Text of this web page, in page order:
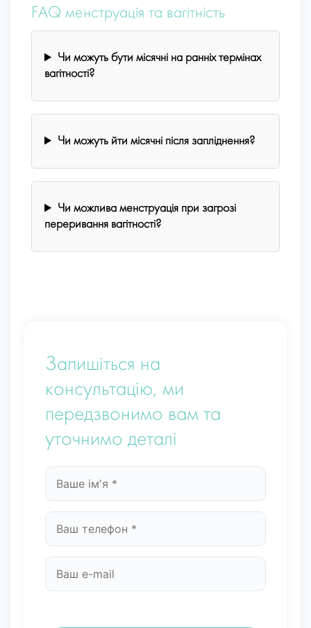
FAQ менструація та вагітність
Чи можуть бути місячні на ранніх термінах
вагітності?
Чи можуть йти місячні після запліднення?
Чи можлива менструація при загрозі
переривання вагітності?
Запишіться на
консультацію, ми
передзвонимо вам та
уточнимо деталі